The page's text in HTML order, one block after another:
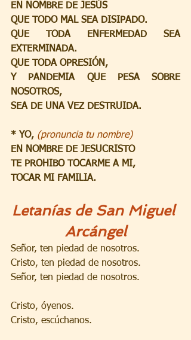
EN NOMBRE DE JESÚS
QUE TODO MAL SEA DISIPADO.
QUE TODA ENFERMEDAD SEA
EXTERMINADA.
QUE TODA OPRESIÓN,
Y PANDEMIA QUE PESA SOBRE
NOSOTROS,
SEA DE UNA VEZ DESTRUIDA.
* YO, (pronuncia tu nombre)
EN NOMBRE DE JESUCRISTO
TE PROHIBO TOCARME A MI,
TOCAR MI FAMILIA.
Letanías de San Miguel
Arcángel
Señor, ten piedad de nosotros.
Cristo, ten piedad de nosotros.
Señor, ten piedad de nosotros.
Cristo, óyenos.
Cristo, escúchanos.